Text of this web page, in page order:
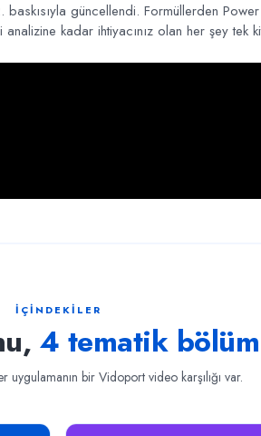
baskısıyla güncellendi. Formüllerden
kadar ihtiyacınız olan her şey tek
İÇİNDEKİLER
4 tematik bölüm
uygulamanın bir Vidoport video karşılığı var.